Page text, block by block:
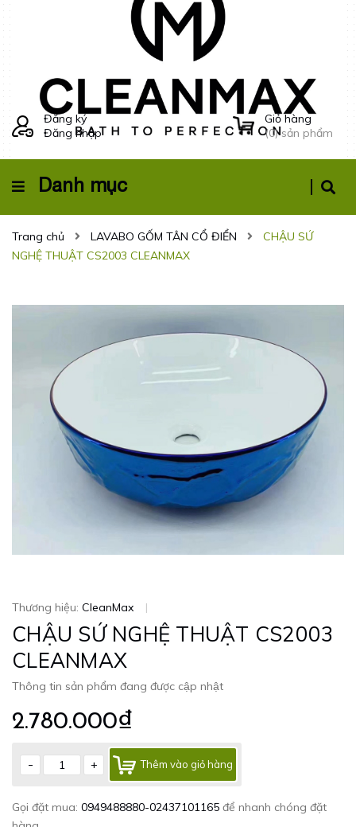
Đăng ký
Đăng nhập
Giỏ hàng
(0) sản phẩm
Danh mục
Trang chủ LAVABO GỐM TÂN CỔ ĐIỂN
CHẬU SỨ
NGHỆ THUẬT CS2003 CLEANMAX
Thương hiệu: CleanMax |
CHẬU SỨ NGHỆ THUẬT CS2003
CLEANMAX
Thông tin sản phẩm đang được cập nhật
2.780.000₫
- + Thêm vào giỏ hàng
Gọi đặt mua: 0949488880-02437101165 để nhanh chóng đặt